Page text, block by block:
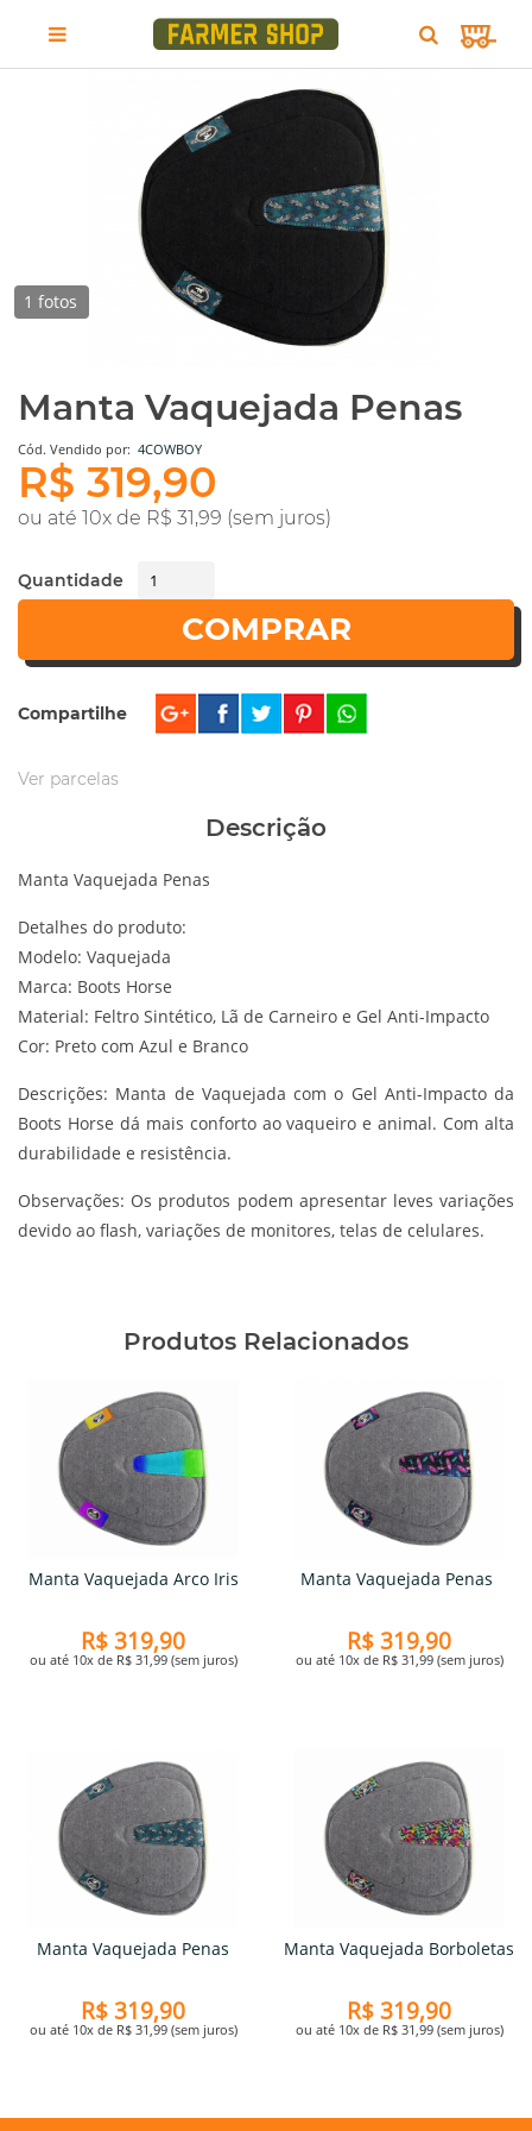
1 fotos
Manta Vaquejada Penas
Cód. Vendido por: 4COWBOY
R$ 319,90
ou até 10x de R$ 31,99 (sem juros)
Quantidade
COMPRAR
Compartilhe
Ver parcelas
Descrição
Manta Vaquejada Penas
Detalhes do produto:
Modelo: Vaquejada
Marca: Boots Horse
Material: Feltro Sintético, Lã de Carneiro e Gel Anti-Impacto
Cor: Preto com Azul e Branco
Descrições: Manta de Vaquejada com o Gel Anti-Impacto da
Boots Horse dá mais conforto ao vaqueiro e animal. Com alta
durabilidade e resistência.
Observações: Os produtos podem apresentar leves variações
devido ao flash, variações de monitores, telas de celulares.
Produtos Relacionados
Manta Vaquejada Arco Iris
R$ 319,90
ou até 10x de R$ 31,99 (sem juros)
Manta Vaquejada Penas
R$ 319,90
ou até 10x de R$ 31,99 (sem juros)
Manta Vaquejada Penas
R$ 319,90
ou até 10x de R$ 31,99 (sem juros)
Manta Vaquejada Borboletas
R$ 319,90
ou até 10x de R$ 31,99 (sem juros)